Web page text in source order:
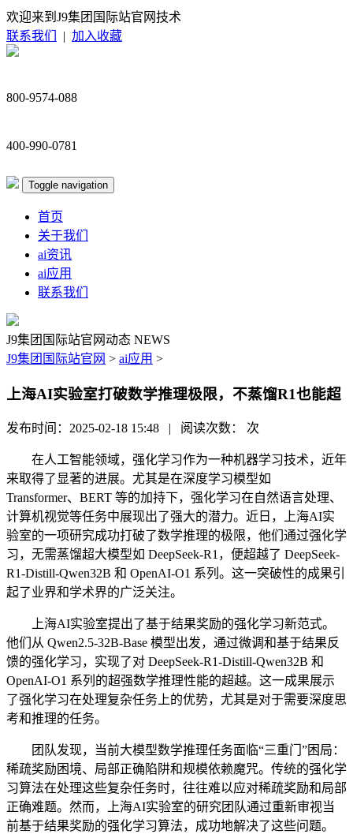
欢迎来到J9集团国际站官网技术
联系我们
| 加入收藏
800-9574-088
400-990-0781
Toggle navigation
首页
关于我们
ai资讯
ai应用
联系我们
J9集团国际站官网动态 NEWS
J9集团国际站官网 > ai应用 >
上海AI实验室打破数学推理极限，不蒸馏R1也能超
发布时间：2025-02-18 15:48 | 阅读次数： 次
在人工智能领域，强化学习作为一种机器学习技术，近年
来取得了显著的进展。尤其是在深度学习模型如
Transformer、BERT 等的加持下，强化学习在自然语言处理、
计算机视觉等任务中展现出了强大的潜力。近日，上海AI实
验室的一项研究成功打破了数学推理的极限，他们通过强化学
习，无需蒸馏超大模型如 DeepSeek-R1，便超越了 DeepSeek-
R1-Distill-Qwen32B 和 OpenAI-O1 系列。这一突破性的成果引
起了业界和学术界的广泛关注。
上海AI实验室提出了基于结果奖励的强化学习新范式。
他们从 Qwen2.5-32B-Base 模型出发，通过微调和基于结果反
馈的强化学习，实现了对 DeepSeek-R1-Distill-Qwen32B 和
OpenAI-O1 系列的超强数学推理性能的超越。这一成果展示
了强化学习在处理复杂任务上的优势，尤其是对于需要深度思
考和推理的任务。
团队发现，当前大模型数学推理任务面临“三重门”困局：
稀疏奖励困境、局部正确陷阱和规模依赖魔咒。传统的强化学
习算法在处理这些复杂任务时，往往难以应对稀疏奖励和局部
正确难题。然而，上海AI实验室的研究团队通过重新审视当
前基于结果奖励的强化学习算法，成功地解决了这些问题。